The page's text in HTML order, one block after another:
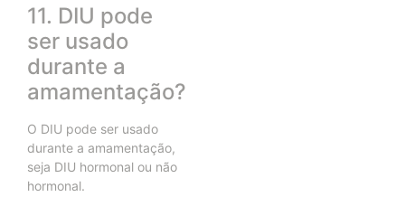
11. DIU pode
ser usado
durante a
amamentação?
O DIU pode ser usado
durante a amamentação,
seja DIU hormonal ou não
hormonal.